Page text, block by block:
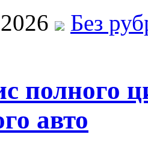
Без
полного
авто